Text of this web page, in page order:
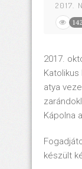
2017.
2017.
atya
Kápolna
készült